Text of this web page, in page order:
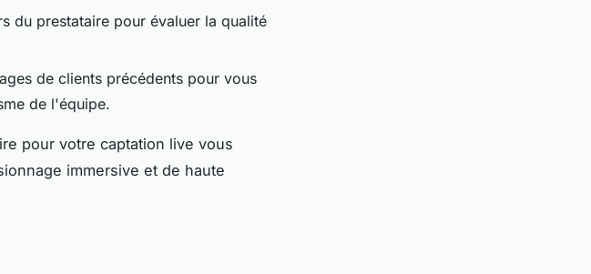
du prestataire pour évaluer la qualité
de clients précédents pour vous
de l'équipe.
pour votre captation live vous
immersive et de haute